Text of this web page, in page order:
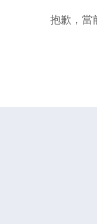
抱歉，當